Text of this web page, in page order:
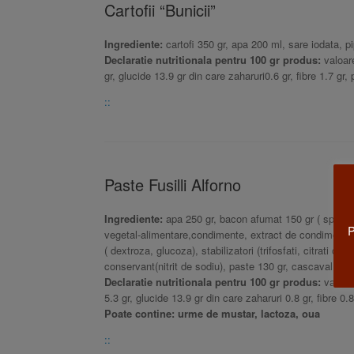
Cartofii “Bunicii”
Ingrediente: cartofi 350 gr, apa 200 ml, sare iodata,
Declaratie nutritionala pentru 100 gr produs:
gr, glucide 13.9 gr din care zaharuri0.6 gr, fibre 1.7 gr,
::
Paste Fusilli Alforno
Ingrediente: apa 250 gr, bacon afumat 150 gr (
vegetal-alimentare,condimente, extract de
( dextroza, glucoza), stabilizatori (trifosfati, citrati de
conservant(nitrit de sodiu), paste 130 gr, cascaval,
Declaratie nutritionala pentru 100 gr produs:
5.3 gr, glucide 13.9 gr din care zaharuri 0.8 gr, fibre
Poate contine: urme de mustar, lactoza, oua
::